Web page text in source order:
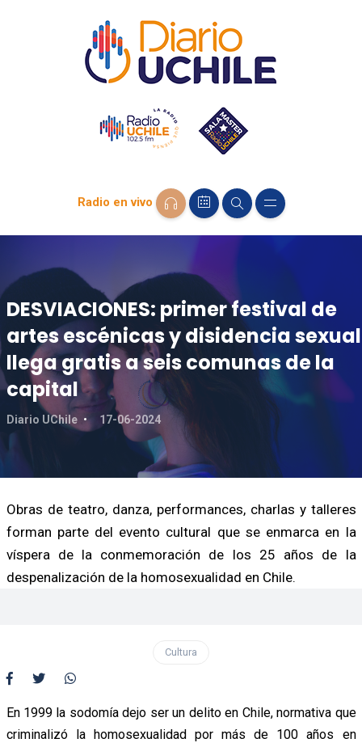
Radio en vivo
DESVIACIONES: primer festival de
artes escénicas y disidencia sexual
llega gratis a seis comunas de la
capital
Diario UChile 17-06-2024
Obras de teatro, danza, performances, charlas y talleres
forman parte del evento cultural que se enmarca en la
víspera de la conmemoración de los 25 años de la
despenalización de la homosexualidad en Chile.
Cultura
En 1999 la sodomía dejo ser un delito en Chile, normativa que
criminalizó la homosexualidad por más de 100 años en